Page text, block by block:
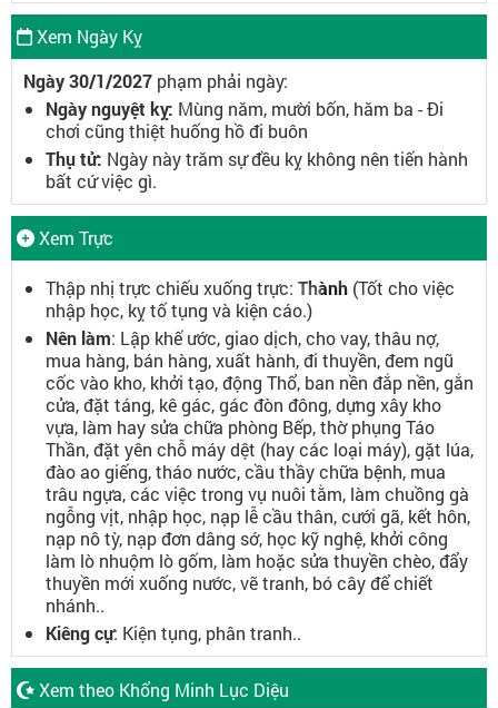
Xem Ngày Kỵ
Ngày 30/1/2027 phạm phải ngày:
Ngày nguyệt kỵ: Mùng năm, mười bốn, hăm ba - Đi
chơi cũng thiệt huống hồ đi buôn
Thụ tử: Ngày này trăm sự đều kỵ không nên tiến hành
bất cứ việc gì.
Xem Trực
Thập nhị trực chiếu xuống trực: Thành (Tốt cho việc
nhập học, kỵ tố tụng và kiện cáo.)
Nên làm: Lập khế ước, giao dịch, cho vay, thâu nợ,
mua hàng, bán hàng, xuất hành, đi thuyền, đem ngũ
cốc vào kho, khởi tạo, động Thổ, ban nền đắp nền, gắn
cửa, đặt táng, kê gác, gác đòn đông, dựng xây kho
vựa, làm hay sửa chữa phòng Bếp, thờ phụng Táo
Thần, đặt yên chỗ máy dệt (hay các loại máy), gặt lúa,
đào ao giếng, tháo nước, cầu thầy chữa bệnh, mua
trâu ngựa, các việc trong vụ nuôi tằm, làm chuồng gà
ngỗng vịt, nhập học, nạp lễ cầu thân, cưới gã, kết hôn,
nạp nô tỳ, nạp đơn dâng sớ, học kỹ nghệ, khởi công
làm lò nhuộm lò gốm, làm hoặc sửa thuyền chèo, đẩy
thuyền mới xuống nước, vẽ tranh, bó cây để chiết
nhánh..
Kiêng cự: Kiện tụng, phân tranh..
Xem theo Khổng Minh Lục Diệu